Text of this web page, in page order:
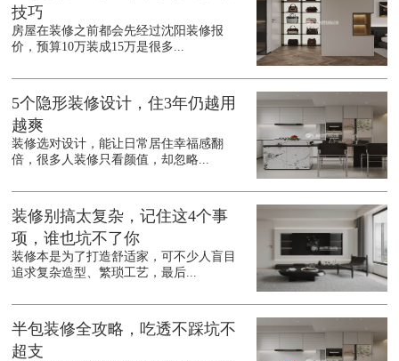
技巧
房屋在装修之前都会先经过沈阳装修报
价，预算10万装成15万是很多...
5个隐形装修设计，住3年仍越用
越爽
装修选对设计，能让日常居住幸福感翻
倍，很多人装修只看颜值，却忽略...
装修别搞太复杂，记住这4个事
项，谁也坑不了你
装修本是为了打造舒适家，可不少人盲目
追求复杂造型、繁琐工艺，最后...
半包装修全攻略，吃透不踩坑不
超支